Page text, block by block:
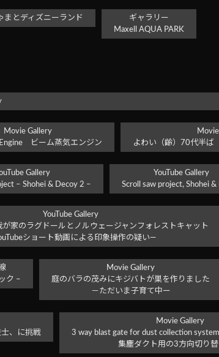
とディズニーランド
ギャラリー
Maxell AQUA PARK
Movie Gallery
Engine ビーム蒸気エンジン
よわい（齢）70代半
Gallery
– Shohei & Decoy 2 –
YouTube Gallery
Scroll saw project, Shohei &
YouTube Gallery
家のラグドールとノルウェージャンフォレストキャット
ショート動画による印象操作の疑い―
ク –
Movie Gallery
庭のバラの茂みにキジバトが巣を作りました
－ただいま子育て中ー
、に挑戦
Movie Gallery
3 way blast gate for dust collection
集塵ダクト用の3方向切り